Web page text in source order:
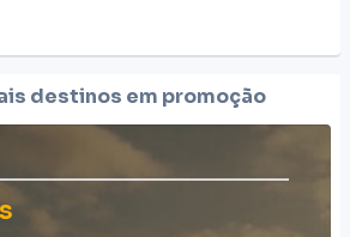
destinos em promoção